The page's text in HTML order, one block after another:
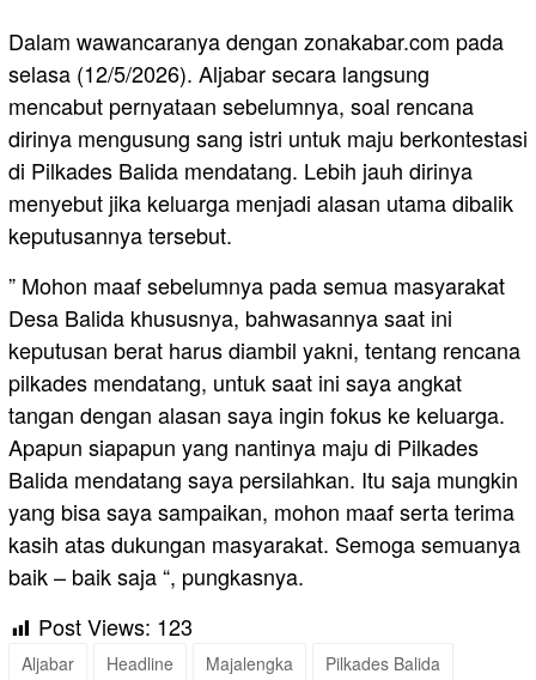
Dalam wawancaranya dengan zonakabar.com pada
selasa (12/5/2026). Aljabar secara langsung
mencabut pernyataan sebelumnya, soal rencana
dirinya mengusung sang istri untuk maju berkontestasi
di Pilkades Balida mendatang. Lebih jauh dirinya
menyebut jika keluarga menjadi alasan utama dibalik
keputusannya tersebut.
” Mohon maaf sebelumnya pada semua masyarakat
Desa Balida khususnya, bahwasannya saat ini
keputusan berat harus diambil yakni, tentang rencana
pilkades mendatang, untuk saat ini saya angkat
tangan dengan alasan saya ingin fokus ke keluarga.
Apapun siapapun yang nantinya maju di Pilkades
Balida mendatang saya persilahkan. Itu saja mungkin
yang bisa saya sampaikan, mohon maaf serta terima
kasih atas dukungan masyarakat. Semoga semuanya
baik – baik saja “, pungkasnya.
Post Views: 123
Aljabar Headline Majalengka Pilkades Balida